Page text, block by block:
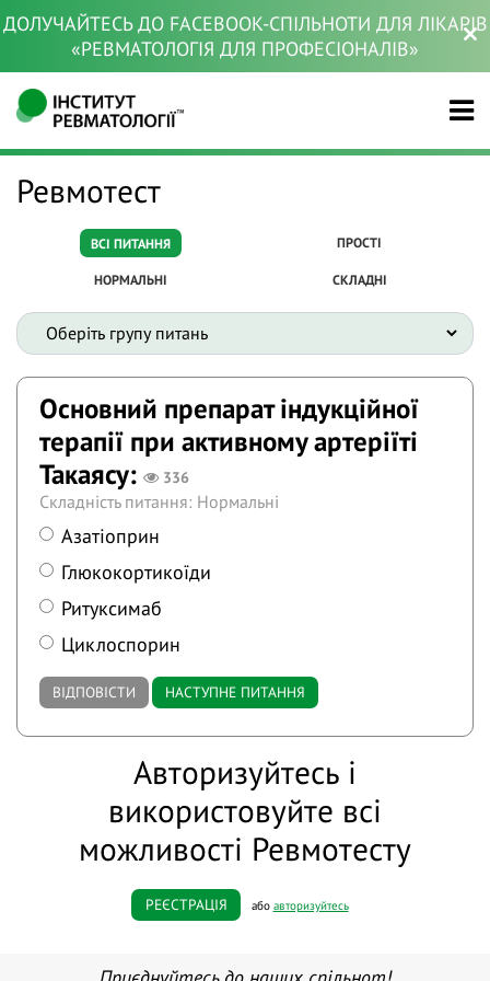
ДОЛУЧАЙТЕСЬ ДО FACEBOOK-СПІЛЬНОТИ ДЛЯ ЛІКАРІВ
«РЕВМАТОЛОГІЯ ДЛЯ ПРОФЕСІОНАЛІВ»
Ревмотест
ВСІ ПИТАННЯ ПРОСТІ
НОРМАЛЬНІ СКЛАДНІ
Основний препарат індукційної
терапії при активному артеріїті
Такаясу:
336
Складність питання: Нормальні
Азатіоприн
Глюкокортикоїди
Ритуксимаб
Циклоспорин
ВІДПОВІСТИ НАСТУПНЕ ПИТАННЯ
Авторизуйтесь і
використовуйте всі
можливості Ревмотесту
РЕЄСТРАЦІЯ або авторизуйтесь